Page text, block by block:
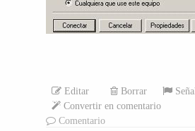
Editar Borrar
Convertir en comentario
Comentario